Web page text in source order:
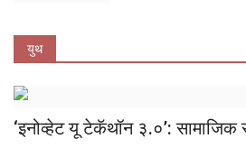
युथ
‘इनोव्हेट यू टेकॅथॉन ३.०’: सामाजिक